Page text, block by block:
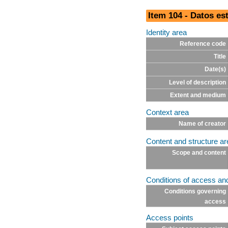
Item 104 - Datos
Identity area
Reference code
Title
Date(s)
Level of description
Extent and medium
Context area
Name of creator
Content and structure
Scope and content
Conditions of access
Conditions governing
access
Access points